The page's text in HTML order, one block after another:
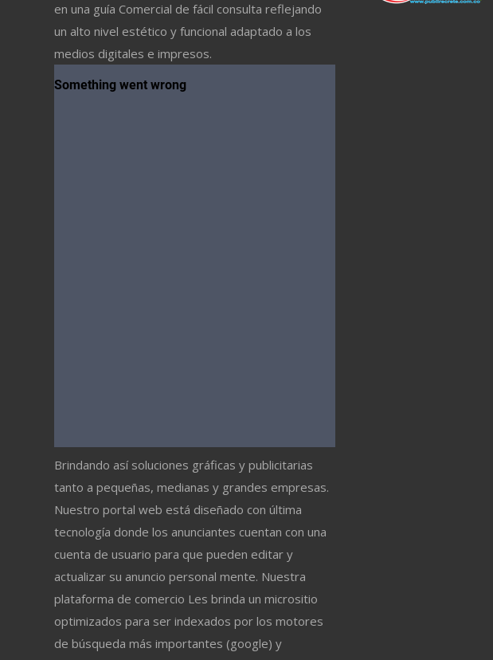
en una guía Comercial de fácil consulta reflejando
un alto nivel estético y funcional adaptado a los
medios digitales e impresos.
Brindando así soluciones gráficas y publicitarias
tanto a pequeñas, medianas y grandes empresas.
Nuestro portal web está diseñado con última
tecnología donde los anunciantes cuentan con una
cuenta de usuario para que pueden editar y
actualizar su anuncio personal mente. Nuestra
plataforma de comercio Les brinda un micrositio
optimizados para ser indexados por los motores
de búsqueda más importantes (google) y